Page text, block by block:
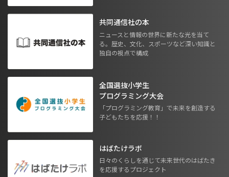
共同通信社の本
ニュースと情報の世界に新たな光を当て
る。歴史、文化、スポーツなど深い知識と
独自の視点で構成
全国選抜小学生
プログラミング大会
「プログラミング教育」で未来を創造する
子どもたちを応援！！
はばたけラボ
日々のくらしを通じて未来世代のはばたき
を応援するプロジェクト